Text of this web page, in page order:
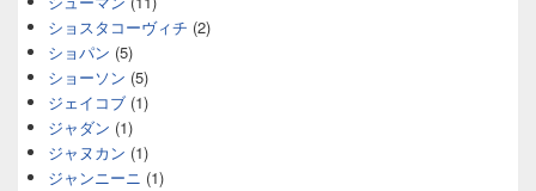
ショスタコーヴィチ (2)
ショパン (5)
ショーソン (5)
ジェイコブ (1)
ジャダン (1)
ジャヌカン (1)
ジャンニーニ (1)